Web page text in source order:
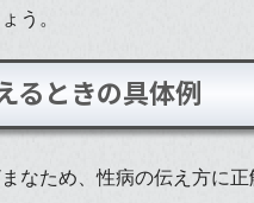
う。
るときの具体例
なため、性病の伝え方に正